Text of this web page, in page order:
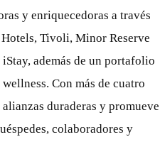
y enriquecedoras a través
Tivoli, Minor Reserve
además de un portafolio
Con más de cuatro
duraderas y promueve
colaboradores y